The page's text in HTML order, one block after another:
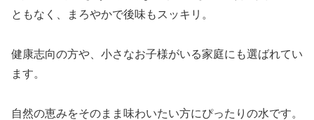
ともなく、まろやかで後味もスッキリ。
健康志向の方や、小さなお子様がいる家庭にも選ばれてい
ます。
自然の恵みをそのまま味わいたい方にぴったりの水です。